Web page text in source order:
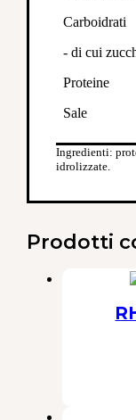
Carboidrati
- di cui
Proteine
Sale
Ingredienti:
idrolizzate.
Prodotti